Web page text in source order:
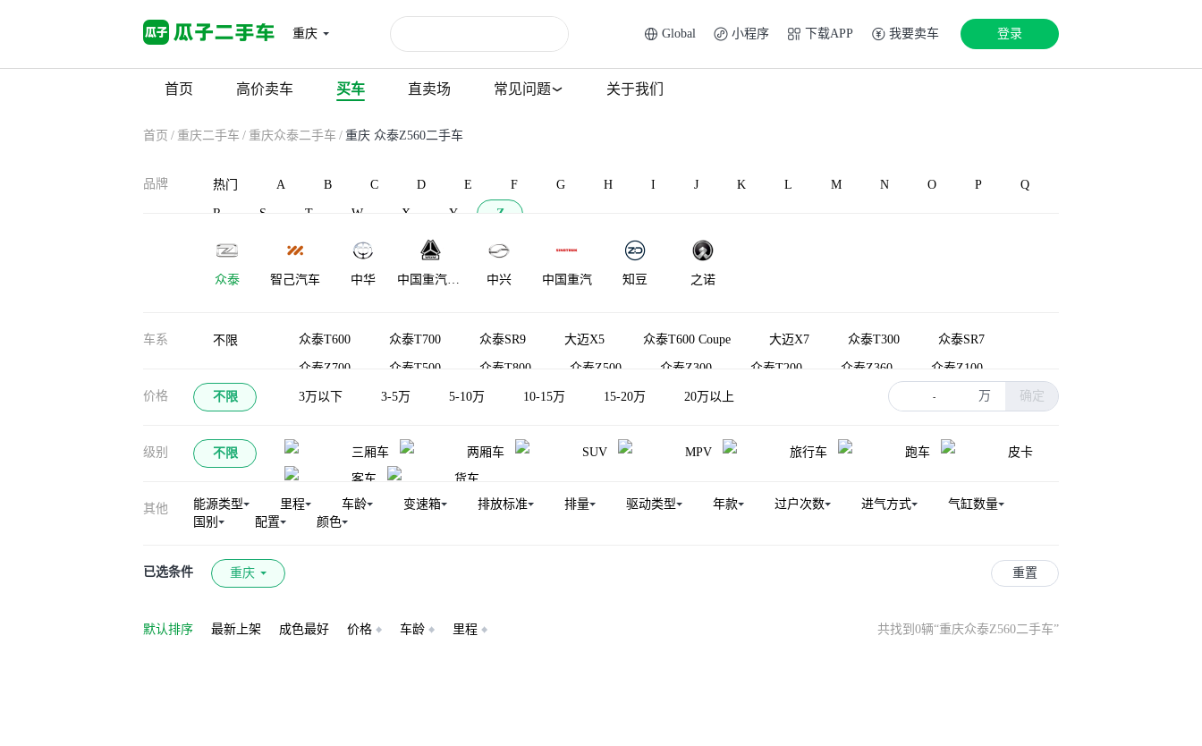
重庆 Global 小程序 下载APP 我要卖车 登录
首页 高价卖车 买车 直卖场 常见问题 关于我们
首页 / 重庆二手车 / 重庆众泰二手车 / 重庆 众泰Z560二手车
品牌 热门 A B C D E F G H I J K L M N O P Q
R S T W X Y Z
众泰 智己汽车 中华
中国重汽
中兴 中国重汽 知豆 之诺
车系 不限 众泰T600 众泰T700 众泰SR9 大迈X5 众泰T600 Coupe 大迈X7 众泰T300 众泰SR7
众泰Z700 众泰T500 众泰T800 众泰Z500 众泰Z300 众泰T200 众泰Z360 众泰Z100
众泰T300新能源 众泰Z500新能源 芝麻 众泰Z560 众泰M10EV 众泰5008
价格 不限 3万以下 3-5万 5-10万 10-15万 15-20万 20万以上 - 万 确定
级别 不限 三厢车 两厢车 SUV MPV 旅行车 跑车
皮卡
客车
货车
其他 能源类型 里程 车龄 变速箱 排放标准 排量 驱动类型 年款 过户次数 进气方式
气缸数量
国别
配置 颜色
已选条件 重庆 重置
默认排序 最新上架 成色最好 价格 车龄 里程 共找到0辆“重庆众泰Z560二手车”